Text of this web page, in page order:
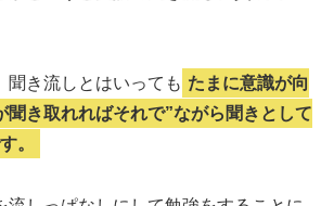
聞き流しとはいっても たまに意識が向
聞き取れればそれで”ながら聞きとして
。